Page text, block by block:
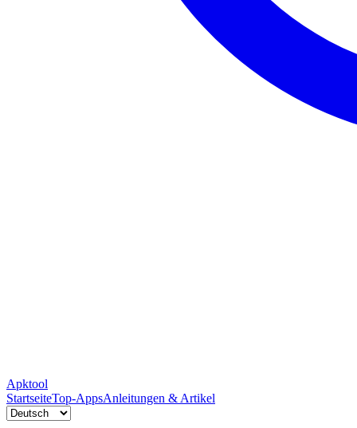
Apktool
StartseiteTop-AppsAnleitungen & Artikel